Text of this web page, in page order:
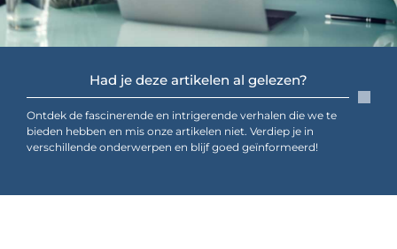
Had je deze artikelen al gelezen?
Ontdek de fascinerende en intrigerende verhalen die we te
bieden hebben en mis onze artikelen niet. Verdiep je in
verschillende onderwerpen en blijf goed geïnformeerd!